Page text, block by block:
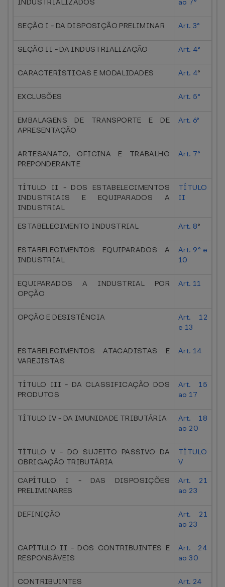
INDUSTRIALIZADOS
ao 7°
SEÇÃO I - DA DISPOSIÇÃO PRELIMINAR Art. 3°
SEÇÃO II - DA INDUSTRIALIZAÇÃO Art. 4°
CARACTERÍSTICAS E MODALIDADES Art. 4°
EXCLUSÕES Art. 5°
EMBALAGENS DE TRANSPORTE E DE
APRESENTAÇÃO
Art. 6°
ARTESANATO, OFICINA E TRABALHO
PREPONDERANTE
Art. 7°
TÍTULO II - DOS ESTABELECIMENTOS
INDUSTRIAIS E EQUIPARADOS A
INDUSTRIAL
TÍTULO
II
ESTABELECIMENTO INDUSTRIAL Art. 8°
ESTABELECIMENTOS EQUIPARADOS A
INDUSTRIAL
Art. 9° e
10
EQUIPARADOS A INDUSTRIAL POR
OPÇÃO
Art. 11
OPÇÃO E DESISTÊNCIA
Art. 12
e 13
ESTABELECIMENTOS ATACADISTAS E
VAREJISTAS
Art. 14
TÍTULO III - DA CLASSIFICAÇÃO DOS
PRODUTOS
Art. 15
ao 17
TÍTULO IV - DA IMUNIDADE TRIBUTÁRIA
Art. 18
ao 20
TÍTULO V - DO SUJEITO PASSIVO DA
OBRIGAÇÃO TRIBUTÁRIA
TÍTULO
V
CAPÍTULO I - DAS DISPOSIÇÕES
PRELIMINARES
Art. 21
ao 23
DEFINIÇÃO
Art. 21
ao 23
CAPÍTULO II - DOS CONTRIBUINTES E
RESPONSÁVEIS
Art. 24
ao 30
CONTRIBUINTES Art. 24